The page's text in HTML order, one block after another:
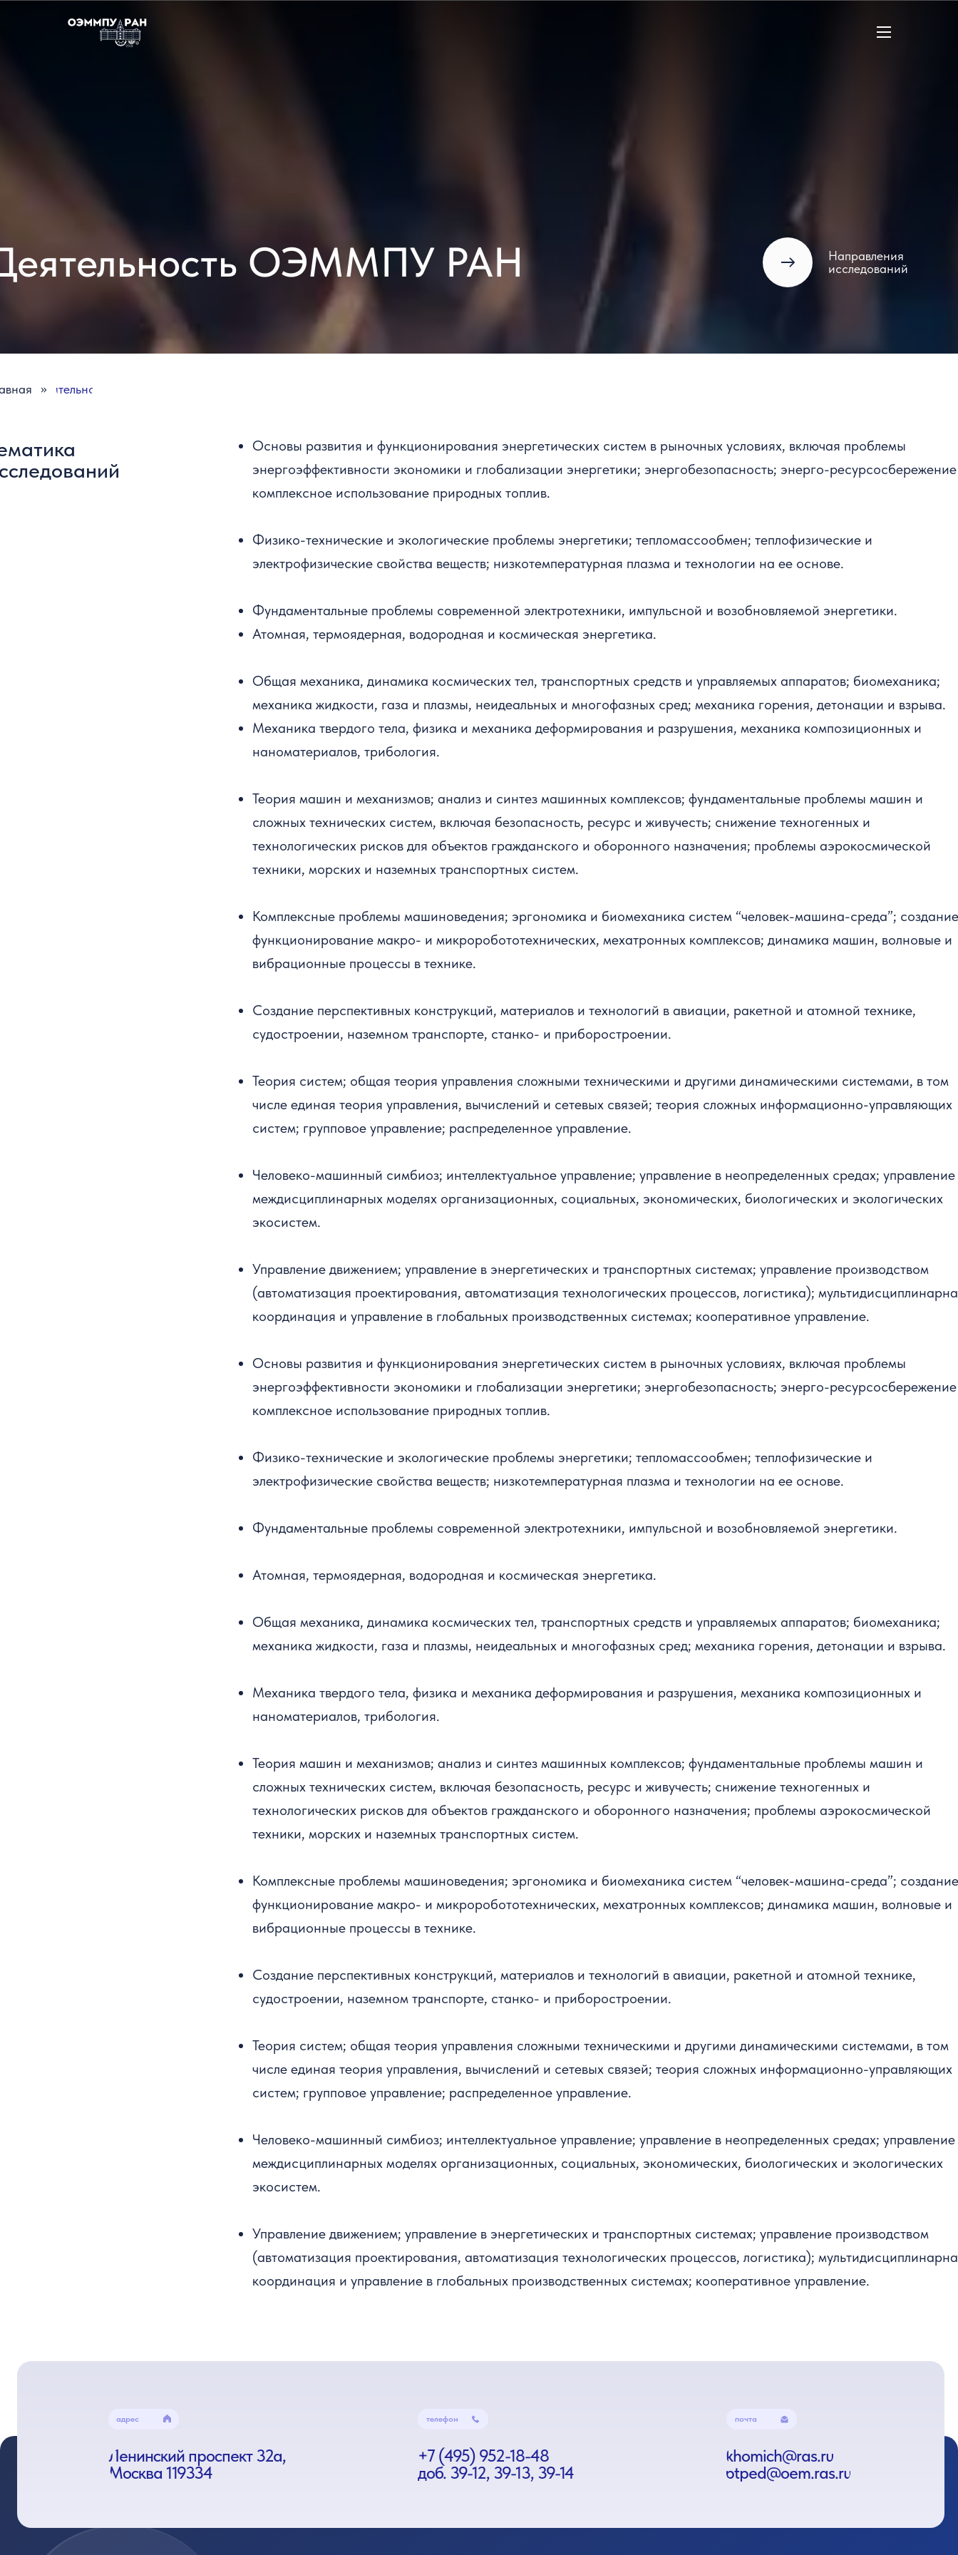
ОЭММПУ РАН
Направления
исследований
Деятельность
»
Основы развития и функционирования энергетических систем в рыночных условиях, включая проблемы
энергоэффективности экономики и глобализации энергетики; энергобезопасность; энерго-
комплексное использование природных топлив.
Физико-технические и экологические проблемы энергетики; тепломассообмен; теплофизические и
электрофизические свойства веществ; низкотемпературная плазма и технологии на ее основе.
Фундаментальные проблемы современной электротехники, импульсной и возобновляемой энергетики.
Атомная, термоядерная, водородная и космическая энергетика.
Общая механика, динамика космических тел, транспортных средств и управляемых аппаратов; биомеханика;
механика жидкости, газа и плазмы, неидеальных и многофазных сред; механика горения, детонации и взрыва.
Механика твердого тела, физика и механика деформирования и разрушения, механика композиционных и
наноматериалов, трибология.
Теория машин и механизмов; анализ и синтез машинных комплексов; фундаментальные проблемы машин и
сложных технических систем, включая безопасность, ресурс и живучесть; снижение техногенных и
технологических рисков для объектов гражданского и оборонного назначения; проблемы аэрокосмической
техники, морских и наземных транспортных систем.
Комплексные проблемы машиноведения; эргономика и биомеханика систем “человек-машина-среда”;
функционирование макро- и микроробототехнических, мехатронных комплексов; динамика машин, волновые и
вибрационные процессы в технике.
Создание перспективных конструкций, материалов и технологий в авиации, ракетной и атомной технике,
судостроении, наземном транспорте, станко- и приборостроении.
Теория систем; общая теория управления сложными техническими и другими динамическими системами, в том
числе единая теория управления, вычислений и сетевых связей; теория сложных информационно-управляющих
систем; групповое управление; распределенное управление.
Человеко-машинный симбиоз; интеллектуальное управление; управление в неопределенных средах; управление
междисциплинарных моделях организационных, социальных, экономических, биологических и экологических
экосистем.
Управление движением; управление в энергетических и транспортных системах; управление производством
(автоматизация проектирования, автоматизация технологических процессов, логистика);
координация и управление в глобальных производственных системах; кооперативное управление.
Основы развития и функционирования энергетических систем в рыночных условиях, включая проблемы
энергоэффективности экономики и глобализации энергетики; энергобезопасность; энерго-
комплексное использование природных топлив.
Физико-технические и экологические проблемы энергетики; тепломассообмен; теплофизические и
электрофизические свойства веществ; низкотемпературная плазма и технологии на ее основе.
Фундаментальные проблемы современной электротехники, импульсной и возобновляемой энергетики.
Атомная, термоядерная, водородная и космическая энергетика.
Общая механика, динамика космических тел, транспортных средств и управляемых аппаратов; биомеханика;
механика жидкости, газа и плазмы, неидеальных и многофазных сред; механика горения, детонации и взрыва.
Механика твердого тела, физика и механика деформирования и разрушения, механика композиционных и
наноматериалов, трибология.
Теория машин и механизмов; анализ и синтез машинных комплексов; фундаментальные проблемы машин и
сложных технических систем, включая безопасность, ресурс и живучесть; снижение техногенных и
технологических рисков для объектов гражданского и оборонного назначения; проблемы аэрокосмической
техники, морских и наземных транспортных систем.
Комплексные проблемы машиноведения; эргономика и биомеханика систем “человек-машина-среда”;
функционирование макро- и микроробототехнических, мехатронных комплексов; динамика машин, волновые и
вибрационные процессы в технике.
Создание перспективных конструкций, материалов и технологий в авиации, ракетной и атомной технике,
судостроении, наземном транспорте, станко- и приборостроении.
Теория систем; общая теория управления сложными техническими и другими динамическими системами, в том
числе единая теория управления, вычислений и сетевых связей; теория сложных информационно-управляющих
систем; групповое управление; распределенное управление.
Человеко-машинный симбиоз; интеллектуальное управление; управление в неопределенных средах; управление
междисциплинарных моделях организационных, социальных, экономических, биологических и экологических
экосистем.
Управление движением; управление в энергетических и транспортных системах; управление производством
(автоматизация проектирования, автоматизация технологических процессов, логистика);
координация и управление в глобальных производственных системах; кооперативное управление.
адрес телефон почта
khomich@ras.ru
ptped@oem.ras.ru
+7 (495) 952-18-48
доб. 39-12, 39-13, 39-14
Ленинский проспект 32а,
Москва 119334